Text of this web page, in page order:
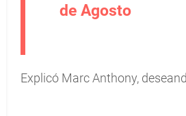
de Agosto
Explicó Marc Anthony,